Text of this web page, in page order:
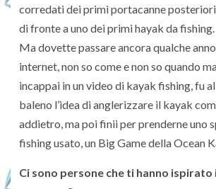
corredati dei primi portacanne
di fronte a uno dei primi hayak da fishing.
Ma dovette passare ancora qualche
internet, non so come e non so quando
incappai in un video di kayak fishing, fu
baleno l’idea di anglerizzare il kayak
addietro, ma poi finii per prenderne uno
fishing usato, un Big Game della Ocean
Ci sono persone che ti hanno ispirato